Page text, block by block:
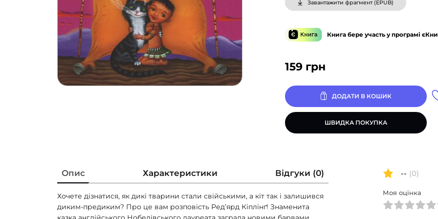
159 грн
Завантажити фрагмент (EPUB)
Книга бере участь у програмі
ДОДАТИ В КОШИК
ШВИДКА ПОКУПКА
Опис Характеристики Відгуки (0)
Хочете дізнатися, як дикі тварини стали свійськими, а кіт так і залишився
диким-предиким? Про це вам розповість Ред’ярд Кіплінґ! Знаменита
-- (0)
Моя оцінка